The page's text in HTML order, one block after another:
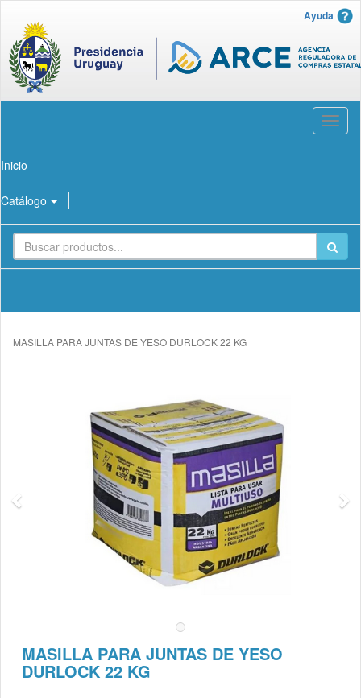
Ayuda
Abrir
menú
Inicio
Catálogo
MASILLA PARA JUNTAS DE YESO DURLOCK 22 KG
MASILLA PARA JUNTAS DE YESO
DURLOCK 22 KG